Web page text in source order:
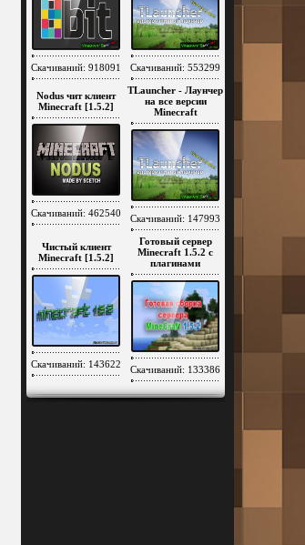
Скачиваний: 918091 Скачиваний: 553299
Nodus чит клиент
Minecraft [1.5.2]
Скачиваний: 462540
TLauncher - Лаунчер
на все версии
Minecraft
Скачиваний: 147993
Чистый клиент
Minecraft [1.5.2]
Скачиваний: 143622
Готовый сервер
Minecraft 1.5.2 c
плагинами
Скачиваний: 133386